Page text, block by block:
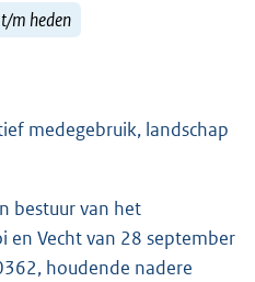
m heden
medegebruik, landschap
bestuur van het
en Vecht van 28 september
houdende nadere